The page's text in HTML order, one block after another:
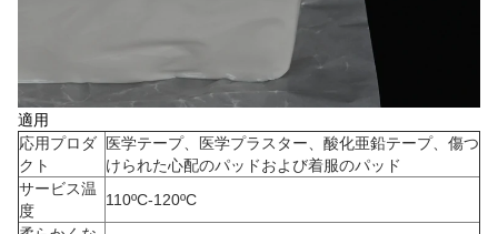
適用
応用プロダ
クト
医学テープ、医学プラスター、酸化亜鉛テープ、傷つ
けられた心配のパッドおよび着服のパッド
サービス温
度
110ºC-120ºC